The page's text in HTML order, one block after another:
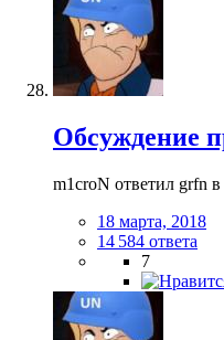
Обсуждение
m1croN ответил grfn в
18 марта, 2018
14 584 ответа
7